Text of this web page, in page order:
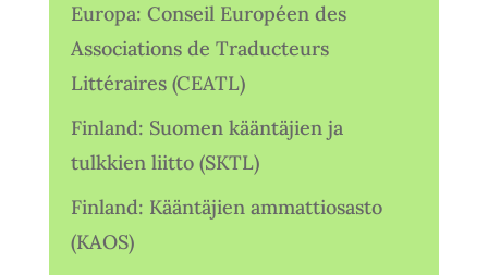
Europa: Conseil Européen des
Associations de Traducteurs
Littéraires (CEATL)
Finland: Suomen kääntäjien ja
tulkkien liitto (SKTL)
Finland: Kääntäjien ammattiosasto
(KAOS)